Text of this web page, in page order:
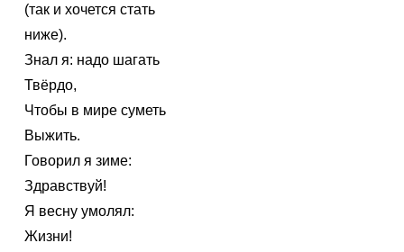
(так и хочется стать
ниже).
Знал я: надо шагать
Твёрдо,
Чтобы в мире суметь
Выжить.
Говорил я зиме:
Здравствуй!
Я весну умолял:
Жизни!